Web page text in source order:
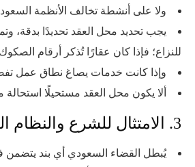
ولا على أنشطة تخالف الأنظمة
يجب تحديد محل العقد تحديدًا بدقة،
للنزاع؛ فإذا كان عقارًا تُذكر أرقام
وإذا كانت خدمات يصاغ نطاق عمل
ألا يكون محل العقد مستحيلًا
3. الامتثال للشرع والنظام العام
يُبطل القضاء السعودي أي بند يتضمن